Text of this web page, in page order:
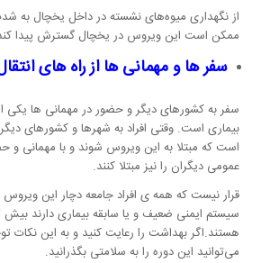
از نگهداری میوه‌های نشسته در داخل یخچال به
ممکن است این ویروس در یخچال گسترش پیدا
سفر ها و مهمانی ها از راه های
سفر به کشورهای دیگر و حضور در مهمانی ها یکی
بیماری است. وقتی افراد به شهرها و کشورهای
است که مبتلا به این ویروس شوند و با مهمانی و
عمومی دیگران را نیز مبتلا کنند.
قرار نیست که همه ی افراد جامعه دچار این
سیستم ایمنی ضعیف و یا سابقه بیماری دارند
هستند.اگر بهداشت را رعایت کنید و به این نکات
می‌توانید این دوره را به سلامتی بگذرانید.